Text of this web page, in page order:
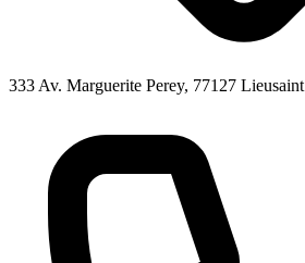
333 Av. Marguerite Perey, 77127 Lieusaint